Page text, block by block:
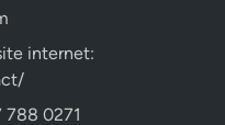
internet:
788 0271